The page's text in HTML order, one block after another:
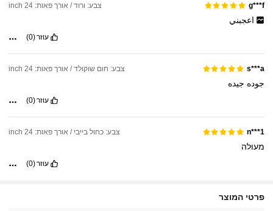
g***f צבע: ורוד / אורך פאות: 24 inch
اعجبني
עוזר(0)
s***a צבע: חום שוקולד / אורך פאות: 24 inch
جوده جيده
עוזר(0)
n***1 צבע: כחול בייבי / אורך פאות: 24 inch
מעולה
עוזר(0)
פרטי המוצר